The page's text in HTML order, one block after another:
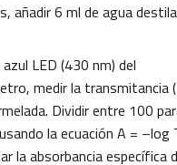
añadir 6 ml de agua
LED (430 nm) del
medir la transmitancia
Dividir entre 100
la ecuación A = –log
la absorbancia específica